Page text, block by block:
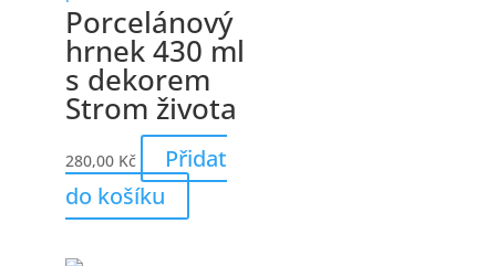
Porcelánový
hrnek 430 ml
s dekorem
Strom života
280,00 Kč
Přidat
do košíku